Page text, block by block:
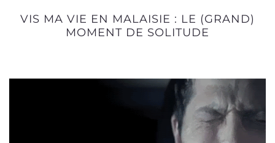
VIS MA VIE EN MALAISIE : LE (GRAND)
MOMENT DE SOLITUDE